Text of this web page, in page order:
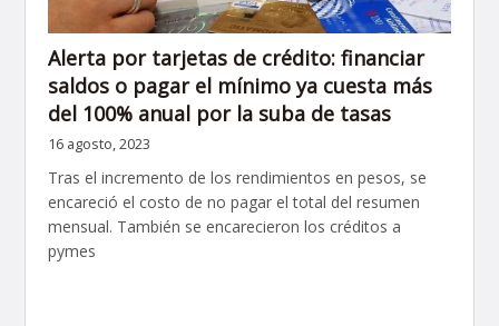
Alerta por tarjetas de crédito: financiar
saldos o pagar el mínimo ya cuesta más
del 100% anual por la suba de tasas
16 agosto, 2023
Tras el incremento de los rendimientos en pesos, se
encareció el costo de no pagar el total del resumen
mensual. También se encarecieron los créditos a
pymes